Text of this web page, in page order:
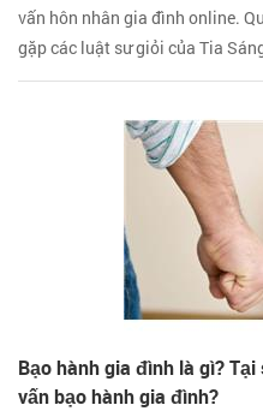
vấn hôn nhân gia đình online.
gặp các luật sư giỏi của Tia
Bạo hành gia đình là gì?
vấn bạo hành gia đình?